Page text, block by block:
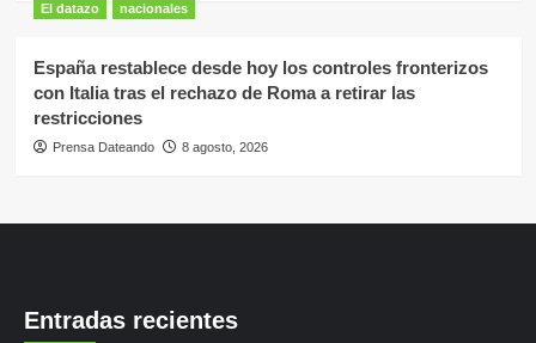
El datazo nacionales
España restablece desde hoy los controles fronterizos
con Italia tras el rechazo de Roma a retirar las
restricciones
Prensa Dateando 8 agosto, 2026
Entradas recientes